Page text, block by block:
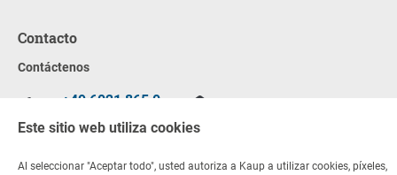
Contacto
Contáctenos
+49 6021 865 0
Lun - Vie 08:00 -
17:00
Este sitio web utiliza cookies
Al seleccionar "Aceptar todo", usted autoriza a Kaup a utilizar cookies, píxeles,